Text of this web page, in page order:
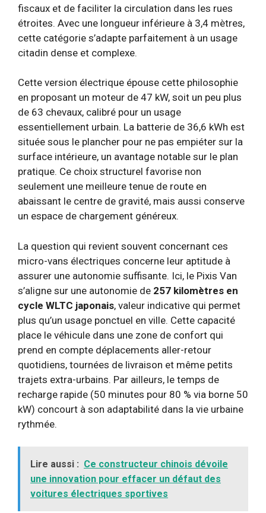
fiscaux et de faciliter la circulation dans les rues
étroites. Avec une longueur inférieure à 3,4 mètres,
cette catégorie s’adapte parfaitement à un usage
citadin dense et complexe.
Cette version électrique épouse cette philosophie
en proposant un moteur de 47 kW, soit un peu plus
de 63 chevaux, calibré pour un usage
essentiellement urbain. La batterie de 36,6 kWh est
située sous le plancher pour ne pas empiéter sur la
surface intérieure, un avantage notable sur le plan
pratique. Ce choix structurel favorise non
seulement une meilleure tenue de route en
abaissant le centre de gravité, mais aussi conserve
un espace de chargement généreux.
La question qui revient souvent concernant ces
micro-vans électriques concerne leur aptitude à
assurer une autonomie suffisante. Ici, le Pixis Van
s’aligne sur une autonomie de 257 kilomètres en
cycle WLTC japonais, valeur indicative qui permet
plus qu’un usage ponctuel en ville. Cette capacité
place le véhicule dans une zone de confort qui
prend en compte déplacements aller-retour
quotidiens, tournées de livraison et même petits
trajets extra-urbains. Par ailleurs, le temps de
recharge rapide (50 minutes pour 80 % via borne 50
kW) concourt à son adaptabilité dans la vie urbaine
rythmée.
Lire aussi : Ce constructeur chinois dévoile
une innovation pour effacer un défaut des
voitures électriques sportives